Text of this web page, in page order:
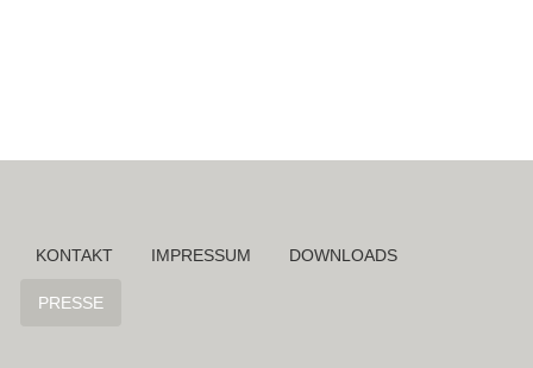
überspringen
KONTAKT IMPRESSUM DOWNLOADS
PRESSE